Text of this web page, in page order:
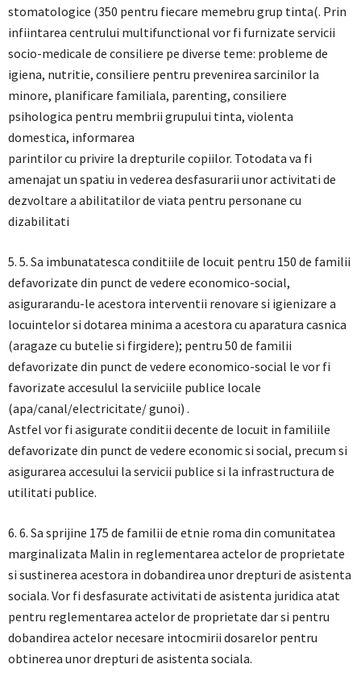
stomatologice (350 pentru fiecare memebru grup tinta(. Prin
infiintarea centrului multifunctional vor fi furnizate servicii
socio-medicale de consiliere pe diverse teme: probleme de
igiena, nutritie, consiliere pentru prevenirea sarcinilor la
minore, planificare familiala, parenting, consiliere
psihologica pentru membrii grupului tinta, violenta
domestica, informarea
parintilor cu privire la drepturile copiilor. Totodata va fi
amenajat un spatiu in vederea desfasurarii unor activitati de
dezvoltare a abilitatilor de viata pentru personane cu
dizabilitati
5. 5. Sa imbunatatesca conditiile de locuit pentru 150 de familii
defavorizate din punct de vedere economico-social,
asigurarandu-le acestora interventii renovare si igienizare a
locuintelor si dotarea minima a acestora cu aparatura casnica
(aragaze cu butelie si firgidere); pentru 50 de familii
defavorizate din punct de vedere economico-social le vor fi
favorizate accesulul la serviciile publice locale
(apa/canal/electricitate/ gunoi) .
Astfel vor fi asigurate conditii decente de locuit in familiile
defavorizate din punct de vedere economic si social, precum si
asigurarea accesului la servicii publice si la infrastructura de
utilitati publice.
6. 6. Sa sprijine 175 de familii de etnie roma din comunitatea
marginalizata Malin in reglementarea actelor de proprietate
si sustinerea acestora in dobandirea unor drepturi de asistenta
sociala. Vor fi desfasurate activitati de asistenta juridica atat
pentru reglementarea actelor de proprietate dar si pentru
dobandirea actelor necesare intocmirii dosarelor pentru
obtinerea unor drepturi de asistenta sociala.